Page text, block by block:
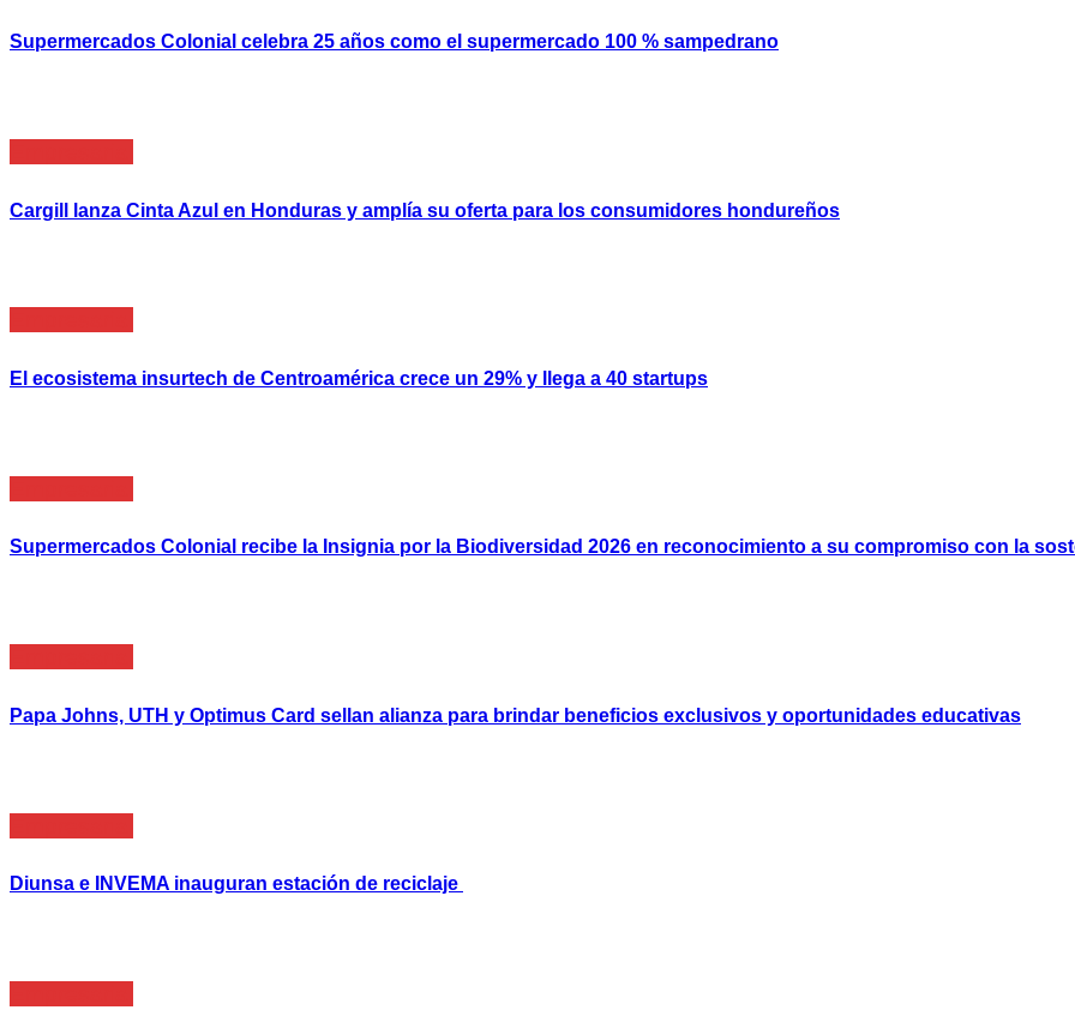
Supermercados Colonial celebra 25 años como el supermercado 100 % sampedrano
Cargill lanza Cinta Azul en Honduras y amplía su oferta para los consumidores hondureños
El ecosistema insurtech de Centroamérica crece un 29% y llega a 40 startups
Supermercados Colonial recibe la Insignia por la Biodiversidad 2026 en reconocimiento a su compromiso con la
Papa Johns, UTH y Optimus Card sellan alianza para brindar beneficios exclusivos y oportunidades educativas
Diunsa e INVEMA inauguran estación de reciclaje